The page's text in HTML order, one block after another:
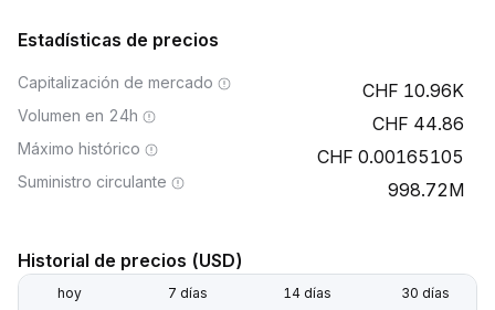
Estadísticas de precios
Capitalización de mercado 10.96K
Volumen en 24h 44.86
Máximo histórico 0.00165105
Suministro circulante 998.72M
Historial de precios (USD)
hoy 7 días 14 días 30 días